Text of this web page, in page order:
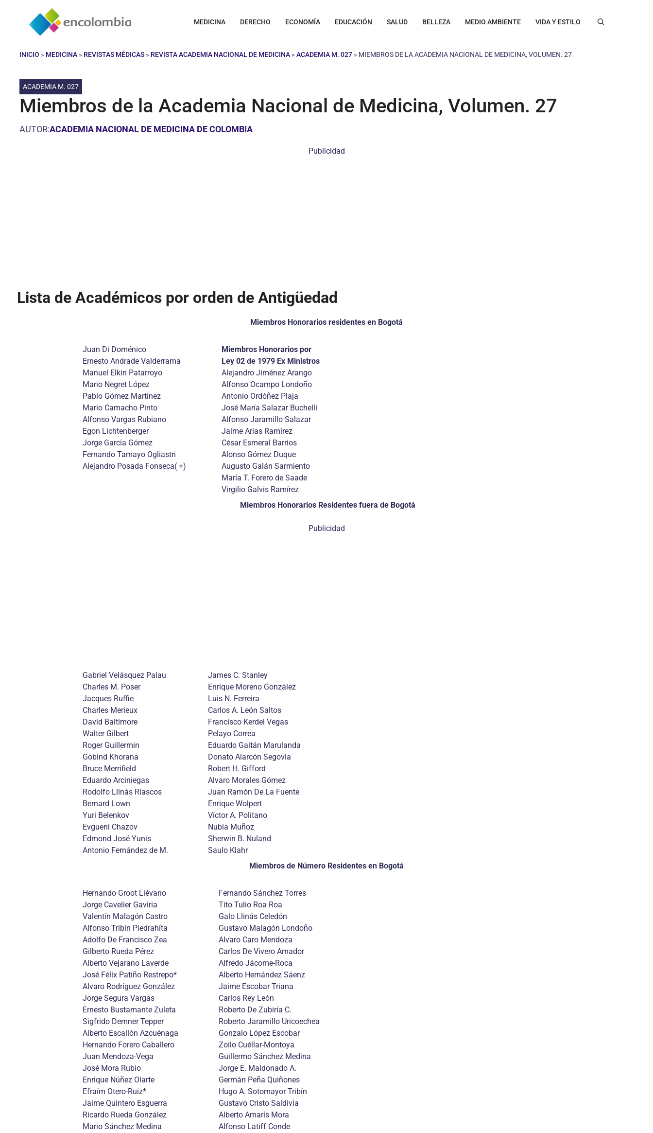
contenido
MEDICINA DERECHO ECONOMÍA EDUCACIÓN SALUD BELLEZA MEDIO AMBIENTE VIDA Y ESTILO
INICIO » MEDICINA » REVISTAS MÉDICAS » REVISTA ACADEMIA NACIONAL DE MEDICINA » ACADEMIA M. 027 » MIEMBROS DE LA ACADEMIA NACIONAL DE MEDICINA, VOLUMEN. 27
ACADEMIA M. 027
Miembros de la Academia Nacional de Medicina, Volumen. 27
AUTOR:ACADEMIA NACIONAL DE MEDICINA DE COLOMBIA
Publicidad
Lista de Académicos por orden de Antigüedad
Miembros Honorarios residentes en Bogotá
Juan Di Doménico
Ernesto Andrade Valderrama
Manuel Elkin Patarroyo
Mario Negret López
Pablo Gómez Martínez
Mario Camacho Pinto
Alfonso Vargas Rubiano
Egon Lichtenberger
Jorge García Gómez
Fernando Tamayo Ogliastri
Alejandro Posada Fonseca( +)
Miembros Honorarios por
Ley 02 de 1979 Ex Ministros
Alejandro Jiménez Arango
Alfonso Ocampo Londoño
Antonio Ordóñez Plaja
José María Salazar Buchelli
Alfonso Jaramillo Salazar
Jaime Arias Ramírez
César Esmeral Barrios
Alonso Gómez Duque
Augusto Galán Sarmiento
María T. Forero de Saade
Virgilio Galvis Ramírez
Miembros Honorarios Residentes fuera de Bogotá
Publicidad
Gabriel Velásquez Palau
Charles M. Poser
Jacques Ruffie
Charles Merieux
David Baltimore
Walter Gilbert
Roger Guillermin
Gobind Khorana
Bruce Merrifield
Eduardo Arciniegas
Rodolfo Llinás Riascos
Bernard Lown
Yuri Belenkov
Evgueni Chazov
Edmond José Yunis
Antonio Fernández de M.
James C. Stanley
Enrique Moreno González
Luis N. Ferreira
Carlos A. León Saltos
Francisco Kerdel Vegas
Pelayo Correa
Eduardo Gaitán Marulanda
Donato Alarcón Segovia
Robert H. Gifford
Alvaro Morales Gómez
Juan Ramón De La Fuente
Enrique Wolpert
Víctor A. Politano
Nubia Muñoz
Sherwin B. Nuland
Saulo Klahr
Miembros de Número Residentes en Bogotá
Hernando Groot Liévano
Jorge Cavelier Gaviria
Valentín Malagón Castro
Alfonso Tribín Piedrahíta
Adolfo De Francisco Zea
Gilberto Rueda Pérez
Alberto Vejarano Laverde
José Félix Patiño Restrepo*
Alvaro Rodríguez González
Jorge Segura Vargas
Ernesto Bustamante Zuleta
Sigfrido Demner Tepper
Alberto Escallón Azcuénaga
Hernando Forero Caballero
Juan Mendoza-Vega
José Mora Rubio
Enrique Núñez Olarte
Efraím Otero-Ruiz*
Jaime Quintero Esguerra
Ricardo Rueda González
Mario Sánchez Medina
Fernando Sánchez Torres
Tito Tulio Roa Roa
Galo Llinás Celedón
Gustavo Malagón Londoño
Alvaro Caro Mendoza
Carlos De Vivero Amador
Alfredo Jácome-Roca
Alberto Hernández Sáenz
Jaime Escobar Triana
Carlos Rey León
Roberto De Zubiría C.
Roberto Jaramillo Uricoechea
Gonzalo López Escobar
Zoilo Cuéllar-Montoya
Guillermo Sánchez Medina
Jorge E. Maldonado A.
Germán Peña Quiñones
Hugo A. Sotomayor Tribín
Gustavo Cristo Saldivia
Alberto Amarís Mora
Alfonso Latiff Conde